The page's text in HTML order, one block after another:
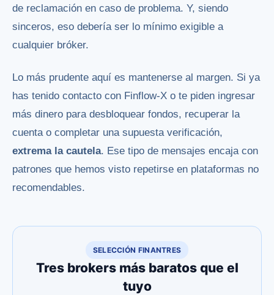
de reclamación en caso de problema. Y, siendo
sinceros, eso debería ser lo mínimo exigible a
cualquier bróker.
Lo más prudente aquí es mantenerse al margen. Si ya
has tenido contacto con Finflow-X o te piden ingresar
más dinero para desbloquear fondos, recuperar la
cuenta o completar una supuesta verificación,
extrema la cautela. Ese tipo de mensajes encaja con
patrones que hemos visto repetirse en plataformas no
recomendables.
SELECCIÓN FINANTRES
Tres brokers más baratos que el
tuyo